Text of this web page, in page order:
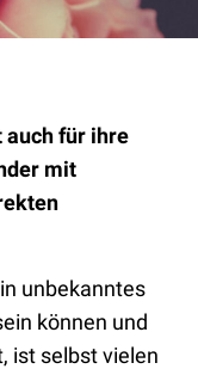
auch für ihre
mit
unbekanntes
können und
ist selbst vielen